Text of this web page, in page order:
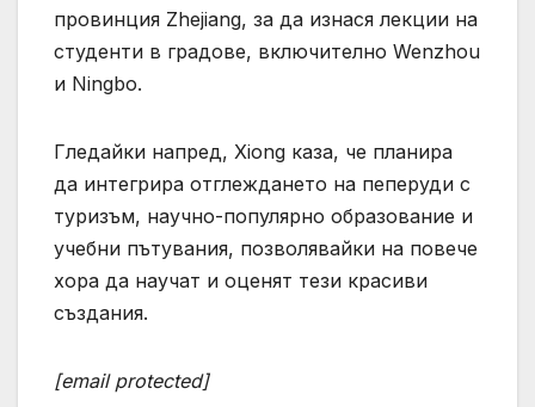
провинция Zhejiang, за да изнася лекции на
студенти в градове, включително Wenzhou
и Ningbo.
Гледайки напред, Xiong каза, че планира
да интегрира отглеждането на пеперуди с
туризъм, научно-популярно образование и
учебни пътувания, позволявайки на повече
хора да научат и оценят тези красиви
създания.
[email protected]